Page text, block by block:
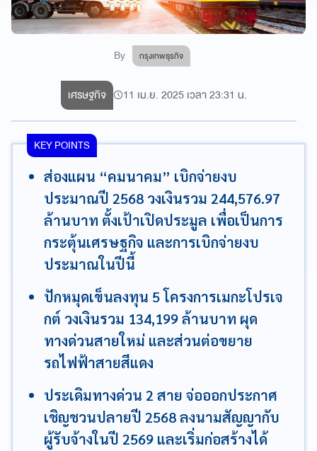
By กรุงเทพธุรกิจ
เศรษฐกิจ 11 เม.ย. 2025 เวลา 23:31 น.
KEY POINTS
ส่องแผน “คมนาคม” เบิกจ่ายงบ
ประมาณปี 2568 วงเงินรวม 244,576.97
ล้านบาท ตั้งเป้าเปิดประมูล เพื่อเป็นการ
กระตุ้นเศรษฐกิจ และการเบิกจ่ายงบ
ประมาณในปีนี้
ปักหมุดเข็นลงทุน 5 โครงการเมกะโปรเจ
กต์ วงเงินรวม 134,199 ล้านบาท ผุด
ทางด่วนสายใหม่ และส่วนต่อขยาย
รถไฟฟ้าสายสีแดง
ประเดิมทางด่วน 2 สาย จ่อออกประกาศ
เชิญชวนปลายปี 2568 ลงนามสัญญากับ
ผู้รับจ้างในปี 2569 และเริ่มก่อสร้างได้